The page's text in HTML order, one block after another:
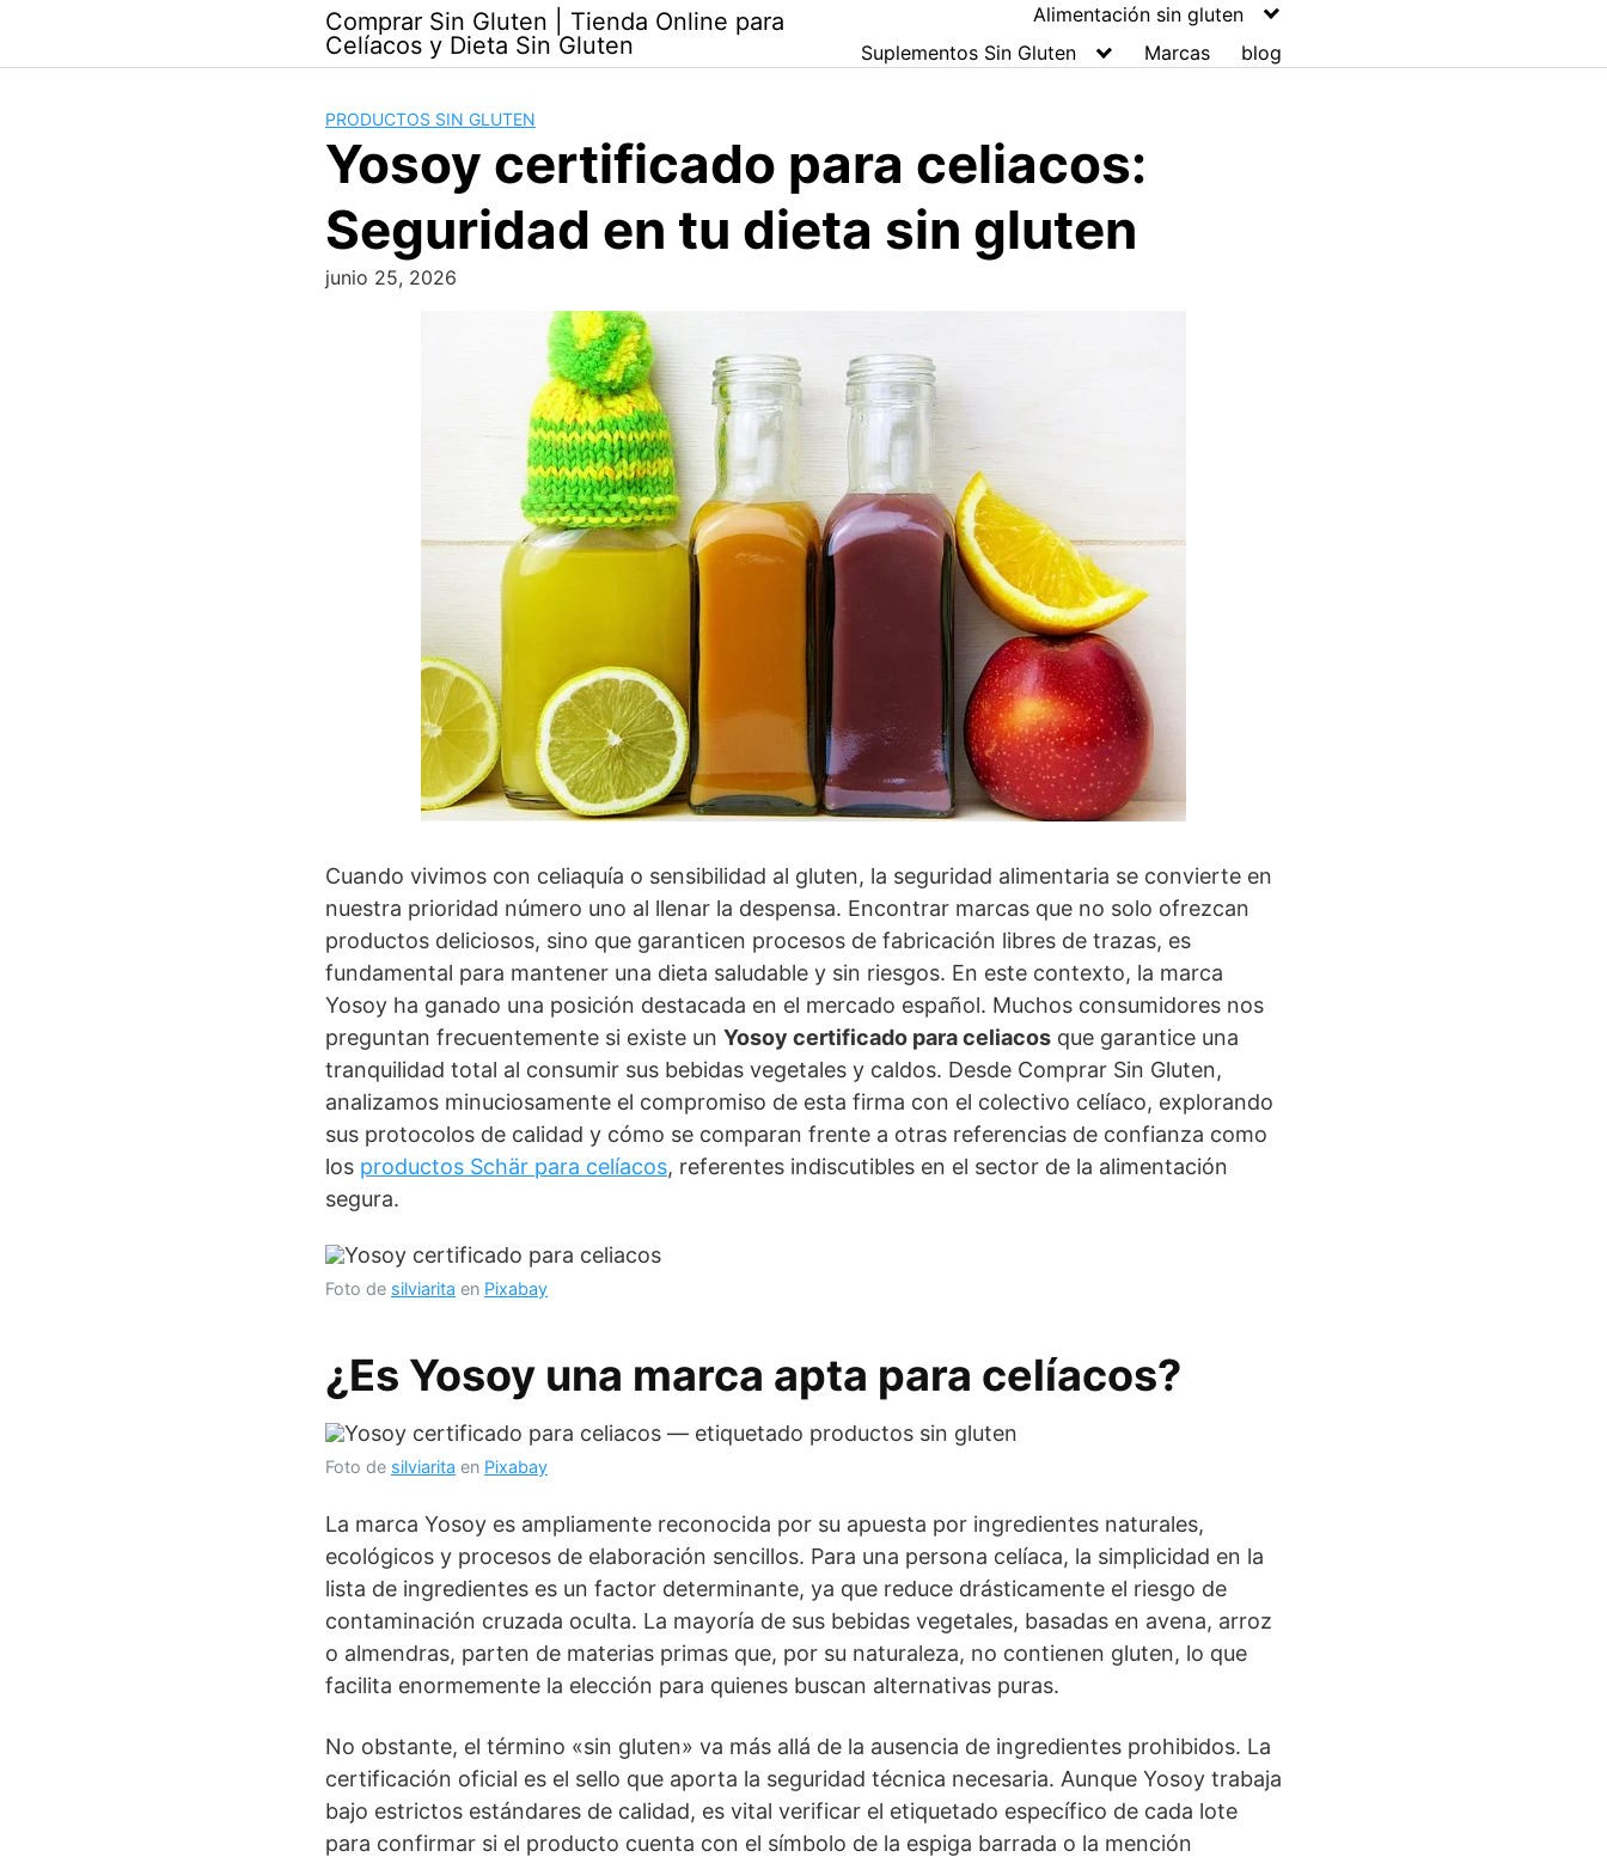
content
Comprar Sin Gluten | Tienda Online para
Celíacos y Dieta Sin Gluten
Alimentación sin gluten
Suplementos Sin Gluten
Marcas blog
PRODUCTOS SIN GLUTEN
Yosoy certificado para celiacos:
Seguridad en tu dieta sin gluten
junio 25, 2026
Cuando vivimos con celiaquía o sensibilidad al gluten, la seguridad alimentaria se convierte en
nuestra prioridad número uno al llenar la despensa. Encontrar marcas que no solo ofrezcan
productos deliciosos, sino que garanticen procesos de fabricación libres de trazas, es
fundamental para mantener una dieta saludable y sin riesgos. En este contexto, la marca
Yosoy ha ganado una posición destacada en el mercado español. Muchos consumidores nos
preguntan frecuentemente si existe un Yosoy certificado para celiacos que garantice una
tranquilidad total al consumir sus bebidas vegetales y caldos. Desde Comprar Sin Gluten,
analizamos minuciosamente el compromiso de esta firma con el colectivo celíaco, explorando
sus protocolos de calidad y cómo se comparan frente a otras referencias de confianza como
los productos Schär para celíacos, referentes indiscutibles en el sector de la alimentación
segura.
Foto de silviarita en Pixabay
¿Es Yosoy una marca apta para celíacos?
Foto de silviarita en Pixabay
La marca Yosoy es ampliamente reconocida por su apuesta por ingredientes naturales,
ecológicos y procesos de elaboración sencillos. Para una persona celíaca, la simplicidad en la
lista de ingredientes es un factor determinante, ya que reduce drásticamente el riesgo de
contaminación cruzada oculta. La mayoría de sus bebidas vegetales, basadas en avena, arroz
o almendras, parten de materias primas que, por su naturaleza, no contienen gluten, lo que
facilita enormemente la elección para quienes buscan alternativas puras.
No obstante, el término «sin gluten» va más allá de la ausencia de ingredientes prohibidos. La
certificación oficial es el sello que aporta la seguridad técnica necesaria. Aunque Yosoy trabaja
bajo estrictos estándares de calidad, es vital verificar el etiquetado específico de cada lote
para confirmar si el producto cuenta con el símbolo de la espiga barrada o la mención